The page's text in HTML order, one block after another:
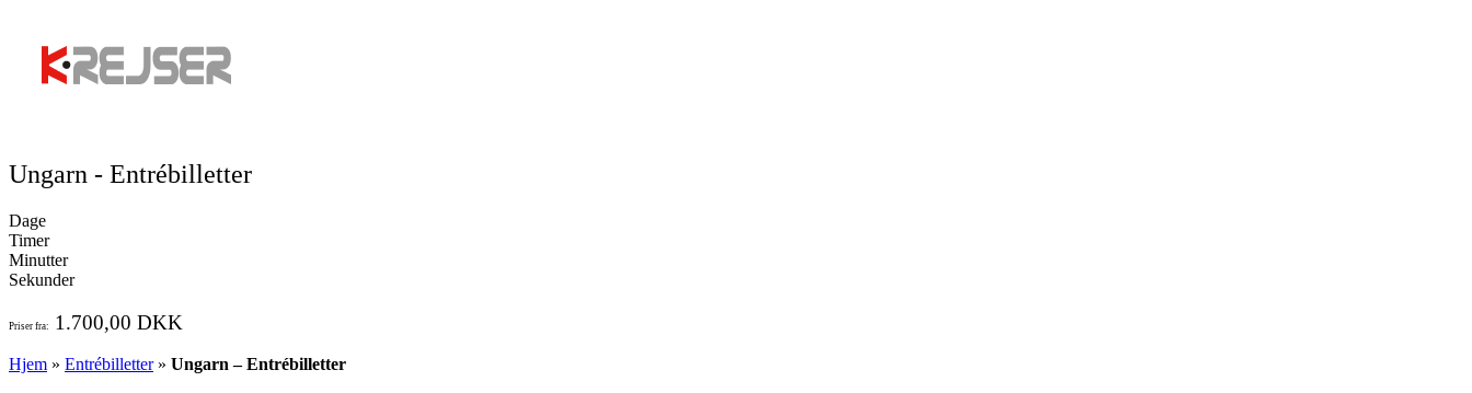
Ungarn - Entrébilletter
Dage
Timer
Minutter
Sekunder
Priser fra: 1.700,00 DKK
Hjem » Entrébilletter» Ungarn – Entrébilletter